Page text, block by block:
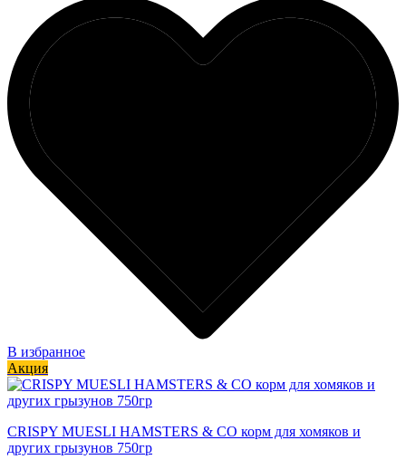
В избранное
Акция
CRISPY MUESLI HAMSTERS & CO корм для хомяков и
других грызунов 750гр